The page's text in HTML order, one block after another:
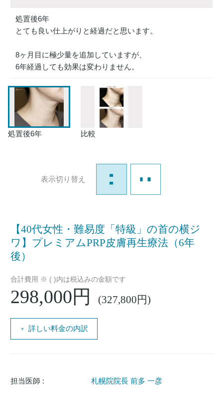
処置後6年
とても良い仕上がりと経過だと思います。
8ヶ月目に極少量を追加していますが、
6年経過しても効果は変わりません。
処置後6年 比較
表示切り替え
【40代女性・難易度「特級」の首の横ジ
ワ】プレミアムPRP皮膚再生療法（6年
後）
合計費用 ※ ( )内は税込みの金額です
298,000円 (327,800円)
詳しい料金の内訳
担当医師 : 札幌院院長 前多 一彦